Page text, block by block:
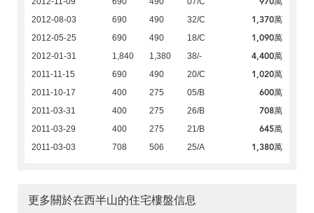
2012-08-03 690 490 32/C 1,370萬
2012-05-25 690 490 18/C 1,090萬
2012-01-31 1,840 1,380 38/- 4,400萬
2011-11-15 690 490 20/C 1,020萬
2011-10-17 400 275 05/B 600萬
2011-03-31 400 275 26/B 708萬
2011-03-29 400 275 21/B 645萬
2011-03-03 708 506 25/A 1,380萬
更多關於在西半山的住宅樓盤信息